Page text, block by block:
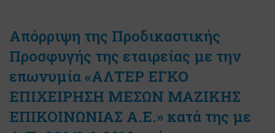
Απόρριψη της Προδικαστικής
Προσφυγής της εταιρείας με την
επωνυμία «ΑΛΤΕΡ ΕΓΚΟ
ΕΠΙΧΕΙΡΗΣΗ ΜΕΣΩΝ ΜΑΖΙΚΗΣ
ΕΠΙΚΟΙΝΩΝΙΑΣ Α.Ε.» κατά της με